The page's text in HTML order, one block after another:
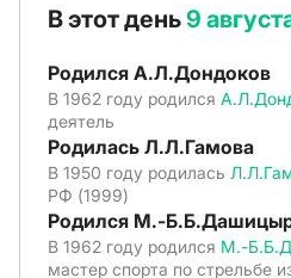
В этот день9
Родился А.Л.Дондоков
В 1962 году родился
деятель
Родилась Л.Л.Гамова
В 1950 году родилась
РФ (1999)
Родился М.-
В 1962 году родился М.-
мастер спорта по стрельбе